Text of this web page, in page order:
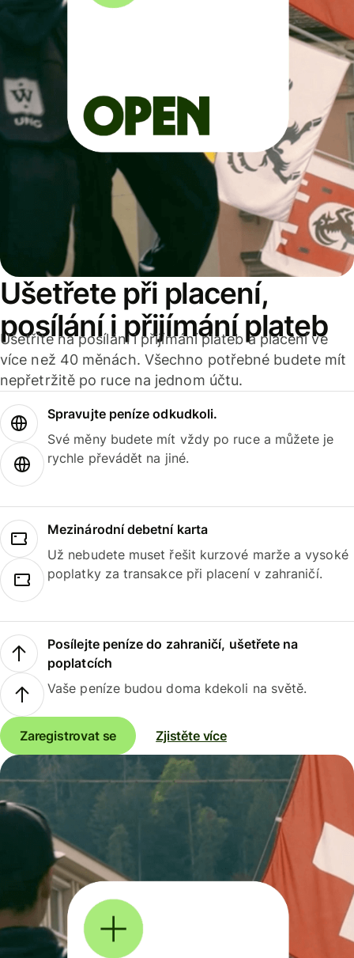
Ušetřete při placení,
posílání i přijímání plateb
Ušetříte na posílání i přijímání plateb a placení ve
více než 40 měnách. Všechno potřebné budete mít
nepřetržitě po ruce na jednom účtu.
Spravujte peníze odkudkoli.
Své měny budete mít vždy po ruce a můžete je
rychle převádět na jiné.
Mezinárodní debetní karta
Už nebudete muset řešit kurzové marže a vysoké
poplatky za transakce při placení v zahraničí.
Posílejte peníze do zahraničí, ušetřete na
poplatcích
Vaše peníze budou doma kdekoli na světě.
Zaregistrovat se Zjistěte více